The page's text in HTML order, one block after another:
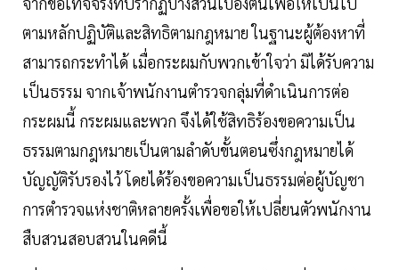
ตามหลักปฏิบัติและสิทธิตามกฎหมาย ในฐานะผู้ต้องหาที่
สามารถกระทําได้ เมื่อกระผมกับพวกเข้าใจว่า มิได้รับความ
เป็นธรรม จากเจ้าพนักงานตํารวจกลุ่มที่ดําเนินการต่อ
กระผมนี้ กระผมและพวก จึงได้ใช้สิทธิร้องขอความเป็น
ธรรมตามกฎหมายเป็นตามลําดับขั้นตอนซึ่งกฎหมายได้
บัญญัติรับรองไว้ โดยได้ร้องขอความเป็นธรรมต่อผู้บัญชา
การตํารวจแห่งชาติหลายครั้งเพื่อขอให้เปลี่ยนตัวพนักงาน
สืบสวนสอบสวนในคดีนี้